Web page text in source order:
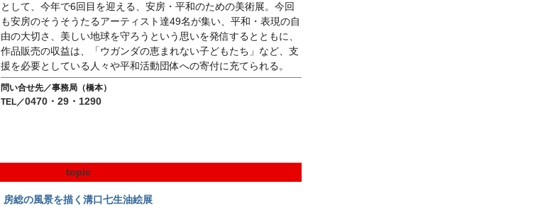
として、今年で6回目を迎える、安房・平和のための美術展。今回
も安房のそうそうたるアーティスト達49名が集い、平和・表現の自
由の大切さ、美しい地球を守ろうという思いを発信するとともに、
作品販売の収益は、「ウガンダの恵まれない子どもたち」など、支
援を必要としている人々や平和活動団体への寄付に充てられる。
問い合せ先／事務局（橋本）
TEL／0470・29・1290
topic
房総の風景を描く溝口七生油絵展